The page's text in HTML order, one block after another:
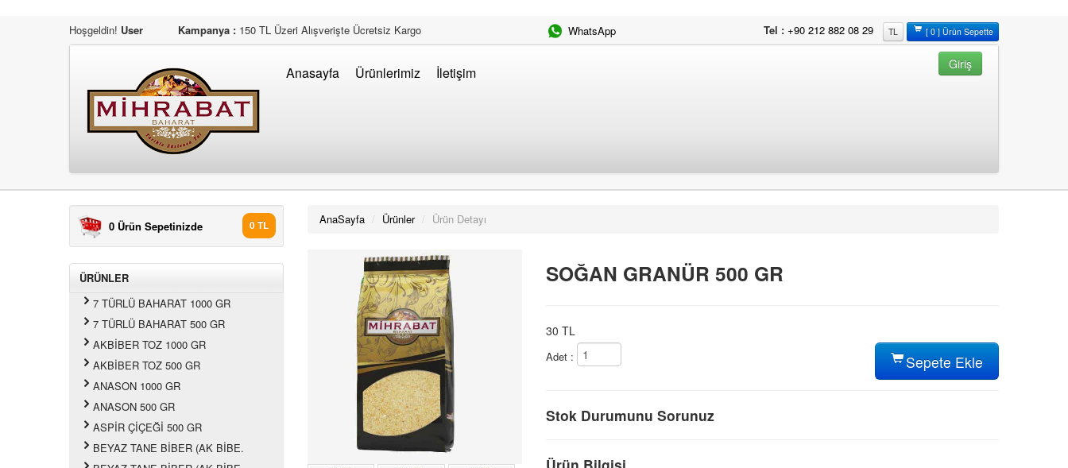
Hoşgeldin! User Kampanya : 150 TL Üzeri Alışverişte Ücretsiz Kargo Tel : +90 212 882 08 29 TL [ 0 ] Ürün Sepette
WhatsApp
Giriş
Anasayfa Ürünlerimiz İletişim
0 Ürün Sepetinizde 0 TL
ÜRÜNLER
7 TÜRLÜ BAHARAT 1000 GR
7 TÜRLÜ BAHARAT 500 GR
AKBİBER TOZ 1000 GR
AKBİBER TOZ 500 GR
ANASON 1000 GR
ANASON 500 GR
ASPİR ÇİÇEĞİ 500 GR
BEYAZ TANE BİBER (AK BİBE.
AnaSayfa / Ürünler / Ürün Detayı
SOĞAN GRANÜR 500 GR
30 TL
Adet : Sepete Ekle
Stok Durumunu Sorunuz